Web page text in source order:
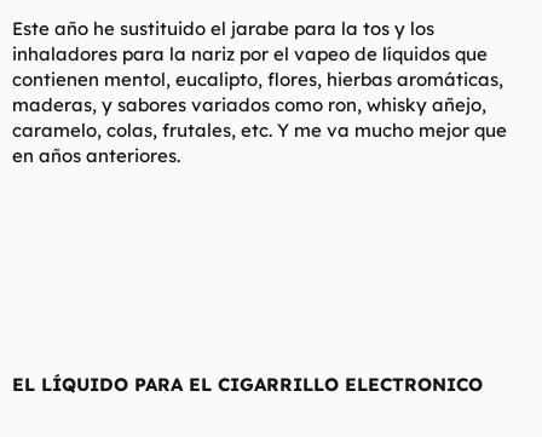
Este año he sustituido el jarabe para la tos y los
inhaladores para la nariz por el vapeo de líquidos que
contienen mentol, eucalipto, flores, hierbas aromáticas,
maderas, y sabores variados como ron, whisky añejo,
caramelo, colas, frutales, etc. Y me va mucho mejor que
en años anteriores.
EL LÍQUIDO PARA EL CIGARRILLO ELECTRONICO